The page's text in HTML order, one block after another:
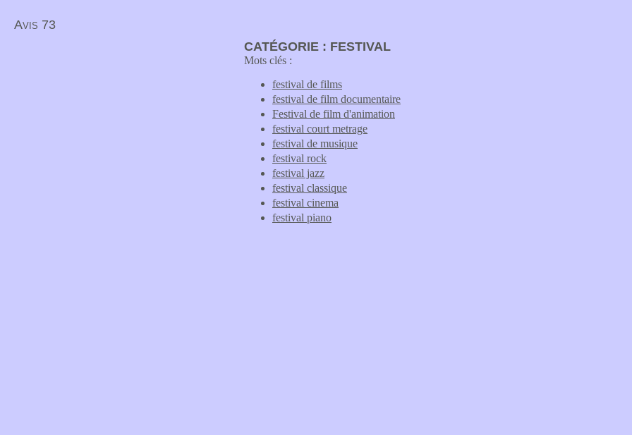
Avis 73
CATÉGORIE : FESTIVAL
Mots clés :
festival de films
festival de film documentaire
Festival de film d'animation
festival court metrage
festival de musique
festival rock
festival jazz
festival classique
festival cinema
festival piano